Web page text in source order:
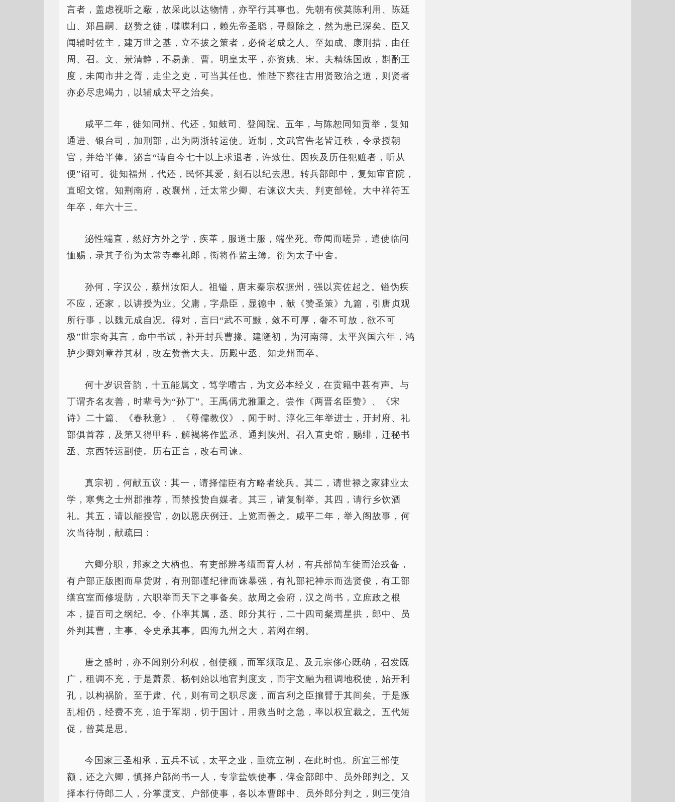
言者，盖虑视听之蔽，故采此以达物情，亦罕行其事也。先朝有侯莫陈利用、陈廷
山、郑昌嗣、赵赞之徒，喋喋利口，赖先帝圣聪，寻翦除之，然为患已深矣。臣又
闻辅时佐主，建万世之基，立不拔之策者，必倚老成之人。至如成、康刑措，由任
周、召。文、景清静，不易萧、曹。明皇太平，亦资姚、宋。夫精练国政，斟酌王
度，未闻市井之胥，走尘之吏，可当其任也。惟陛下察往古用贤致治之道，则贤者
亦必尽忠竭力，以辅成太平之治矣。
咸平二年，徙知同州。代还，知鼓司、登闻院。五年，与陈恕同知贡举，复知
通进、银台司，加刑部，出为两浙转运使。近制，文武官告老皆迁秩，令录授朝
官，并给半俸。泌言“请自今七十以上求退者，许致仕。因疾及历任犯赃者，听从
便”诏可。徙知福州，代还，民怀其爱，刻石以纪去思。转兵部郎中，复知审官院，
直昭文馆。知荆南府，改襄州，迁太常少卿、右谏议大夫、判吏部铨。大中祥符五
年卒，年六十三。
泌性端直，然好方外之学，疾革，服道士服，端坐死。帝闻而嗟异，遣使临问
恤赐，录其子衍为太常寺奉礼郎，衒将作监主簿。衍为太子中舍。
孙何，字汉公，蔡州汝阳人。祖镒，唐末秦宗权据州，强以宾佐起之。镒伪疾
不应，还家，以讲授为业。父庸，字鼎臣，显德中，献《赞圣策》九篇，引唐贞观
所行事，以魏元成自况。得对，言曰“武不可黩，敛不可厚，奢不可放，欲不可
极”世宗奇其言，命中书试，补开封兵曹掾。建隆初，为河南簿。太平兴国六年，鸿
胪少卿刘章荐其材，改左赞善大夫。历殿中丞、知龙州而卒。
何十岁识音韵，十五能属文，笃学嗜古，为文必本经义，在贡籍中甚有声。与
丁谓齐名友善，时辈号为“孙丁”。王禹偁尤雅重之。尝作《两晋名臣赞》、《宋
诗》二十篇、《春秋意》、《尊儒教仪》，闻于时。淳化三年举进士，开封府、礼
部俱首荐，及第又得甲科，解褐将作监丞、通判陕州。召入直史馆，赐绯，迁秘书
丞、京西转运副使。历右正言，改右司谏。
真宗初，何献五议：其一，请择儒臣有方略者统兵。其二，请世禄之家肄业太
学，寒隽之士州郡推荐，而禁投贽自媒者。其三，请复制举。其四，请行乡饮酒
礼。其五，请以能授官，勿以恩庆例迁。上览而善之。咸平二年，举入阁故事，何
次当待制，献疏曰：
六卿分职，邦家之大柄也。有吏部辨考绩而育人材，有兵部简车徒而治戎备，
有户部正版图而阜货财，有刑部谨纪律而诛暴强，有礼部祀神示而选贤俊，有工部
缮宫室而修堤防，六职举而天下之事备矣。故周之会府，汉之尚书，立庶政之根
本，提百司之纲纪。令、仆率其属，丞、郎分其行，二十四司粲焉星拱，郎中、员
外判其曹，主事、令史承其事。四海九州之大，若网在纲。
唐之盛时，亦不闻别分利权，创使额，而军须取足。及元宗侈心既萌，召发既
广，租调不充，于是萧景、杨钊始以地官判度支，而宇文融为租调地税使，始开利
孔，以构祸阶。至于肃、代，则有司之职尽废，而言利之臣攘臂于其间矣。于是叛
乱相仍，经费不充，迫于军期，切于国计，用救当时之急，率以权宜裁之。五代短
促，曾莫是思。
今国家三圣相承，五兵不试，太平之业，垂统立制，在此时也。所宜三部使
额，还之六卿，慎择户部尚书一人，专掌盐铁使事，俾金部郎中、员外郎判之。又
择本行侍郎二人，分掌度支、户部使事，各以本曹郎中、员外郎分判之，则三使洎